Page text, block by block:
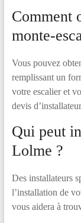
Comment
monte-
Vous pouvez
remplissant un
votre escalier et
devis
Qui peut
Lolme ?
Des installateurs
l’installation de
vous aidera à